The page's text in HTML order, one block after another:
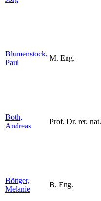
Blumenstock,
Paul
M. Eng.
Both,
Andreas
Prof. Dr. rer. nat.
Böttger,
Melanie
B. Eng.